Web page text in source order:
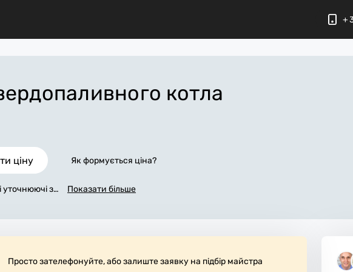
котла
ціну Як формується ціна?
уточнюючі за
всіх робіт.
робоче
Показати більше
Просто зателефонуйте, або залиште заявку на підбір майстра